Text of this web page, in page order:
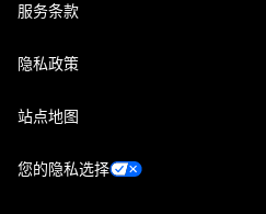
服务条款
隐私政策
站点地图
您的隐私选择